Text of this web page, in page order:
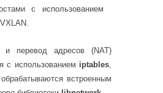
с использованием
и перевод адресов (NAT)
с использованием iptables
встроенным